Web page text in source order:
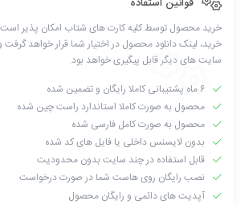
خرید محصول توسط کلیه کارت های شتاب امکان پذیر است
خرید، لینک دانلود محصول در اختیار شما قرار خواهد
سایت های دیگر قابل پیگیری خواهد بود.
۶ ماه پشتیبانی کاملا رایگان و تضمین شده
محصول به صورت کاملا استاندارد راست چین شده
محصول به صورت کامل فارسی شده
بدون لایسنس داخلی یا فایل های کد شده
قابل استفاده در چند سایت بدون محدودیت
نصب رایگان روی هاست شما در صورت درخواست
آپدیت های دائمی و رایگان محصول